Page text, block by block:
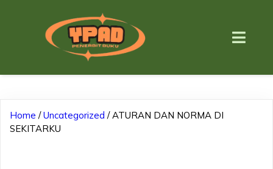
Home /Uncategorized / ATURAN DAN NORMA DI
SEKITARKU